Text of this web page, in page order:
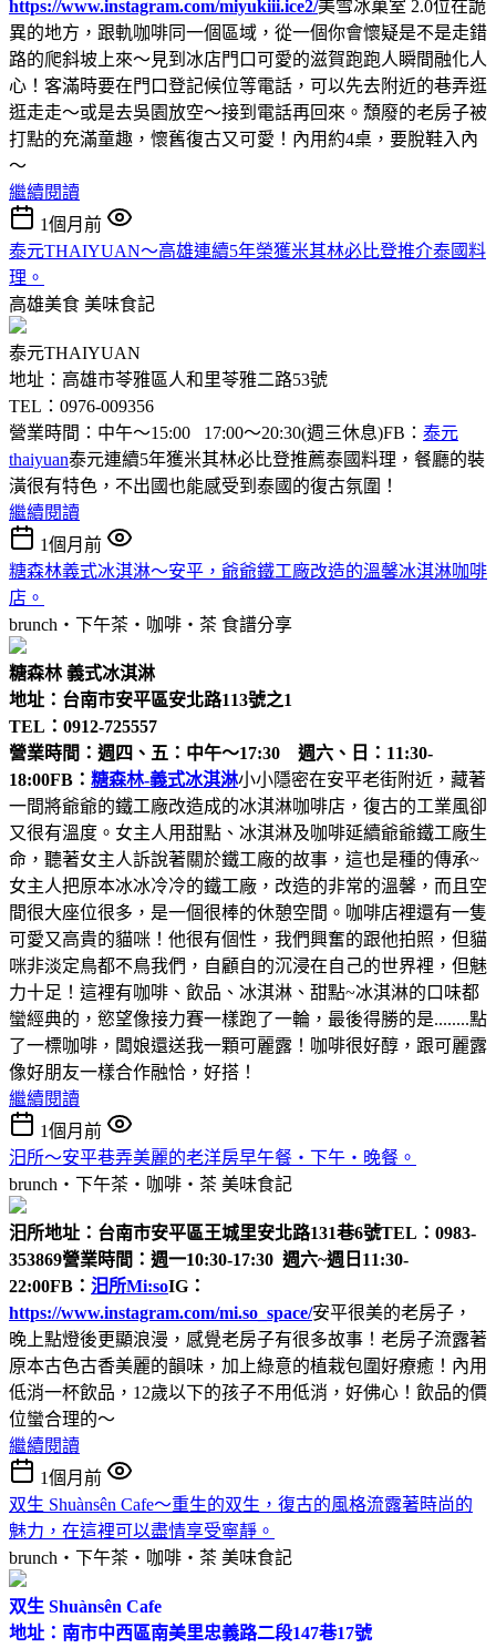
https://www.instagram.com/miyukiii.ice2/美雪冰菓室 2.0位在詭
異的地方，跟軌咖啡同一個區域，從一個你會懷疑是不是走錯
路的爬斜坡上來～見到冰店門口可愛的滋賀跑跑人瞬間融化人
心！客滿時要在門口登記候位等電話，可以先去附近的巷弄逛
逛走走～或是去吳園放空～接到電話再回來。頹廢的老房子被
打點的充滿童趣，懷舊復古又可愛！內用約4桌，要脫鞋入內
～
繼續閱讀
1個月前
泰元THAIYUAN～高雄連續5年榮獲米其林必比登推介泰國料
理。
高雄美食 美味食記
泰元THAIYUAN
地址：高雄市苓雅區人和里苓雅二路53號
TEL：0976-009356
營業時間：中午～15:00 17:00～20:30(週三休息)FB： 泰元
thaiyuan泰元連續5年獲米其林必比登推薦泰國料理，餐廳的裝
潢很有特色，不出國也能感受到泰國的復古氛圍！
繼續閱讀
1個月前
糖森林義式冰淇淋～安平，爺爺鐵工廠改造的溫馨冰淇淋咖啡
店。
brunch‧下午茶‧咖啡‧茶 食譜分享
糖森林 義式冰淇淋
地址：台南市安平區安北路113號之1
TEL：0912-725557
營業時間：週四、五：中午～17:30 週六、日：11:30-
18:00FB： 糖森林-義式冰淇淋小小隱密在安平老街附近，藏著
一間將爺爺的鐵工廠改造成的冰淇淋咖啡店，復古的工業風卻
又很有溫度。女主人用甜點、冰淇淋及咖啡延續爺爺鐵工廠生
命，聽著女主人訴說著關於鐵工廠的故事，這也是種的傳承~
女主人把原本冰冰冷冷的鐵工廠，改造的非常的溫馨，而且空
間很大座位很多，是一個很棒的休憩空間。咖啡店裡還有一隻
可愛又高貴的貓咪！他很有個性，我們興奮的跟他拍照，但貓
咪非淡定鳥都不鳥我們，自顧自的沉浸在自己的世界裡，但魅
力十足！這裡有咖啡、飲品、冰淇淋、甜點~冰淇淋的口味都
蠻經典的，慾望像接力賽一樣跑了一輪，最後得勝的是........點
了一標咖啡，闆娘還送我一顆可麗露！咖啡很好醇，跟可麗露
像好朋友一樣合作融恰，好搭！
繼續閱讀
1個月前
汨所～安平巷弄美麗的老洋房早午餐‧下午‧晚餐。
brunch‧下午茶‧咖啡‧茶 美味食記
汨所地址：台南市安平區王城里安北路131巷6號TEL：0983-
353869營業時間：週一10:30-17:30 週六~週日11:30-
22:00FB： 汨所Mi:soIG：
https://www.instagram.com/mi.so_space/安平很美的老房子，
晚上點燈後更顯浪漫，感覺老房子有很多故事！老房子流露著
原本古色古香美麗的韻味，加上綠意的植栽包圍好療癒！內用
低消一杯飲品，12歲以下的孩子不用低消，好佛心！飲品的價
位蠻合理的～
繼續閱讀
1個月前
双生 Shuànsên Cafe～重生的双生，復古的風格流露著時尚的
魅力，在這裡可以盡情享受寧靜。
brunch‧下午茶‧咖啡‧茶 美味食記
双生 Shuànsên Cafe
地址：南市中西區南美里忠義路二段147巷17號